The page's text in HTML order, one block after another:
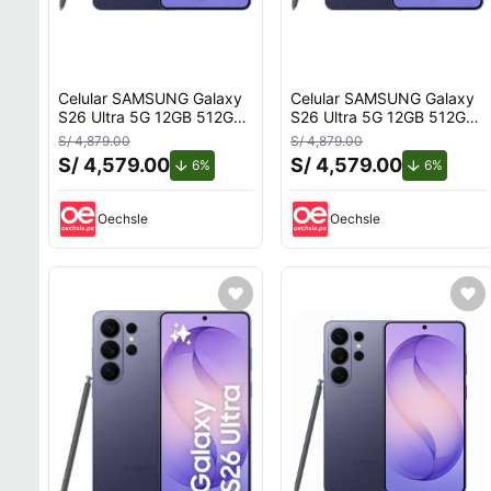
Celular SAMSUNG Galaxy
S26 Ultra 5G 12GB 512GB
Violeta
S/ 4,879.00
S/ 4,579.00 6% de descuento.
Oechsle
Celular SAMSUNG Galaxy
S26 Ultra 5G 12GB 512GB
Violeta
S/ 4,879.00
S/ 4,579.00 6%
Oechsle